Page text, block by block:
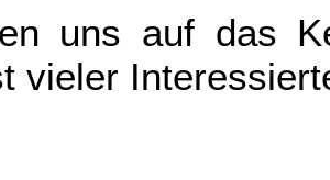
uns auf das
vieler